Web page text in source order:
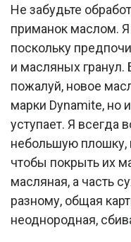
Не забудьте
приманок маслом.
поскольку
и масляных гранул.
пожалуй, новое
марки Dynamite, но
уступает. Я всегда
небольшую плошку,
чтобы покрыть их
масляная, а часть
разному, общая
неоднородная,